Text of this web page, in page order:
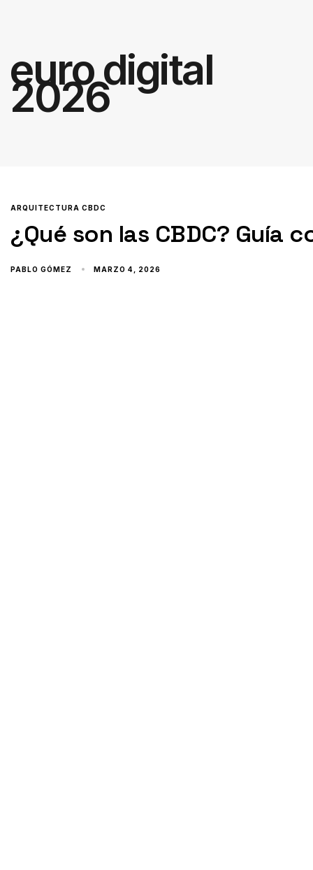
euro digital
2026
ARQUITECTURA CBDC
¿Qué son las CBDC?
PABLO GÓMEZ MARZO 4, 2026